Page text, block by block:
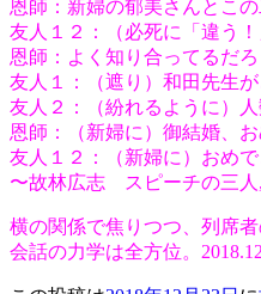
恩師：新婦の郁美さんとこ
友人１２：（必死に「違う！
恩師：よく知り合ってるだ
友人１：（遮り）和田先生
友人２：（紛れるように）
恩師：（新婦に）御結婚、
友人１２：（新婦に）おめで
〜故林広志 スピーチの三人
横の関係で焦りつつ、列席者
会話の力学は全方位。